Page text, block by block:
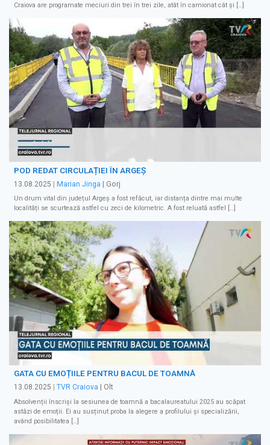
Craiova are programate meciuri din trei în trei zile, atât în camionat cât și […]
POD REDAT CIRCULAȚIEI ÎN ARGEȘ
13.08.2025 | Marian Jinga | Gorj
Un drum vital din județul Argeș a fost refăcut, iar distanța dintre mai multe
localități se scurtează astfel cu zeci de kilometric. A fost reluată astfel […]
GATA CU EMOȚIILE PENTRU BACUL DE TOAMNĂ
13.08.2025 TVR Craiova | Olt
Absolvenții înscriși la sesiunea de toamnă a bacalaureatului 2025 au scăpat
astăzi de emoții. Ei au susținut proba la alegere a profilului și specializării,
având posibilitatea […]